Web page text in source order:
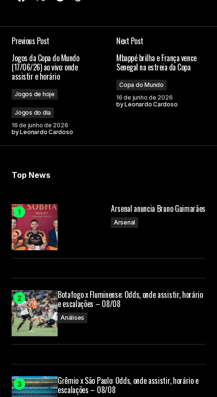
Previous Post
Jogos da Copa do Mundo
(17/06/26) ao vivo: onde
assistir e horário
Jogos de hoje
Jogos do dia
16 de junho de 2026
byLeonardo Cardoso
Next Post
Mbappé brilha e França vence
Senegal na estreia da Copa
Copa do Mundo
16 de junho de 2026
byLeonardo Cardoso
Top News
Arsenal anuncia Bruno Guimarães
Arsenal
Botafogo x Fluminense: Odds, onde assistir, horário
e escalações – 08/08
Análises
Grêmio x São Paulo: Odds, onde assistir, horário e
escalações – 08/08